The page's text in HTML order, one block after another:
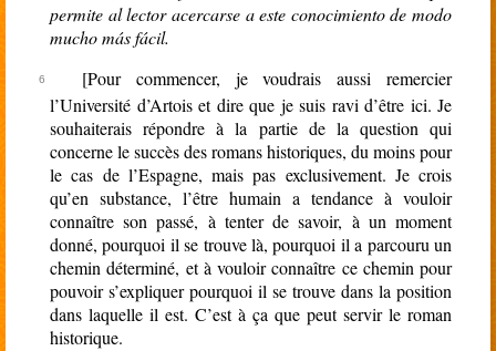
permite al lector acercarse a este conocimiento de modo
mucho más fácil.
[Pour commencer, je voudrais aussi remercier
l’Université d’Artois et dire que je suis ravi d’être ici. Je
souhaiterais répondre à la partie de la question qui
concerne le succès des romans historiques, du moins pour
le cas de l’Espagne, mais pas exclusivement. Je crois
qu’en substance, l’être humain a tendance à vouloir
connaître son passé, à tenter de savoir, à un moment
donné, pourquoi il se trouve là, pourquoi il a parcouru un
chemin déterminé, et à vouloir connaître ce chemin pour
pouvoir s’expliquer pourquoi il se trouve dans la position
dans laquelle il est. C’est à ça que peut servir le roman
historique.